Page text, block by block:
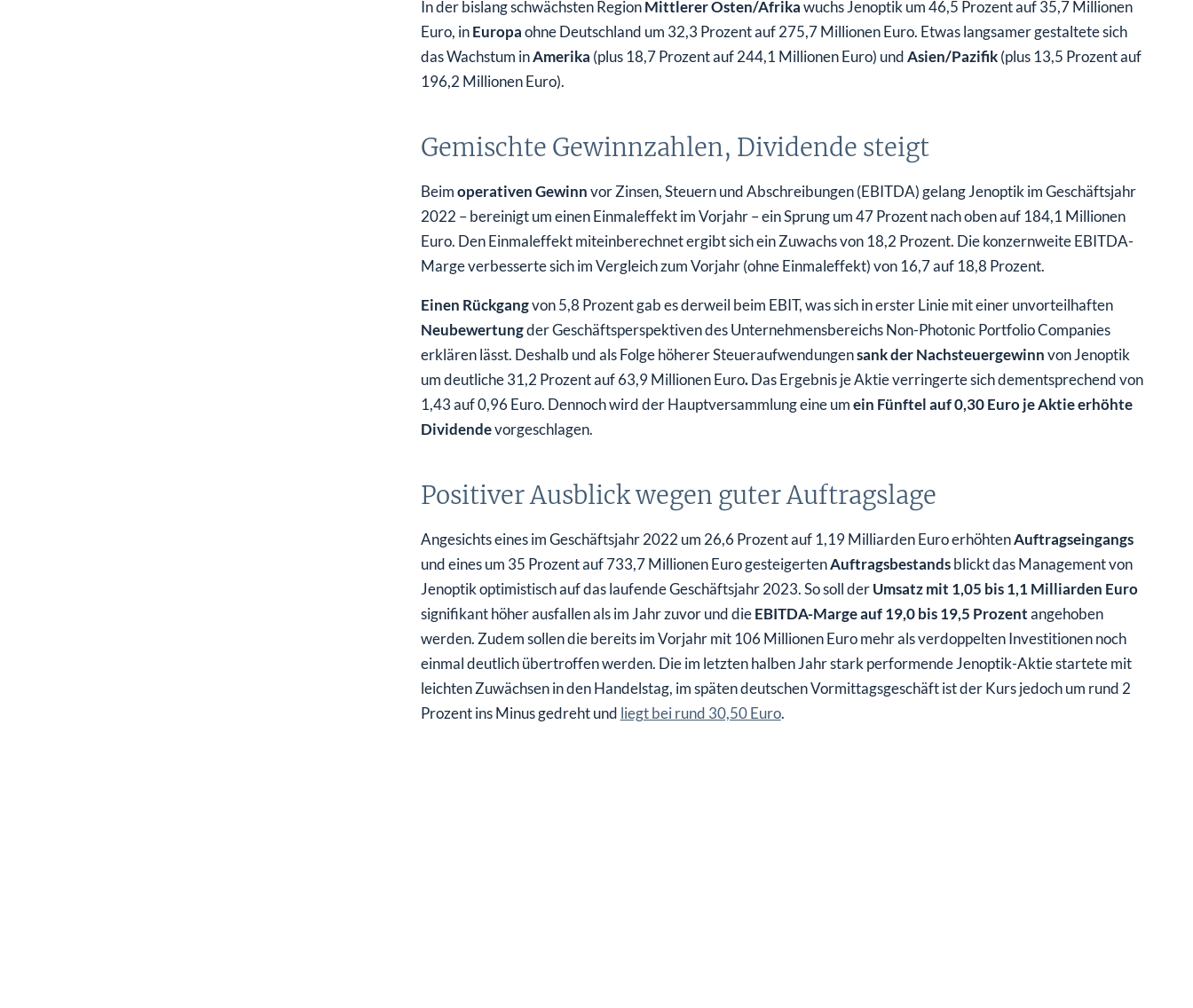
In der bislang schwächsten RegionMittlerer Osten/Afrikawuchs Jenoptik um 46,5 Prozent auf 35,7 Millionen
Euro, inEuropaohne Deutschland um 32,3 Prozent auf 275,7 Millionen Euro. Etwas langsamer gestaltete sich
das Wachstum inAmerika (plus 18,7 Prozent auf 244,1 Millionen Euro) undAsien/Pazifik(plus 13,5 Prozent auf
196,2 Millionen Euro).
Gemischte Gewinnzahlen, Dividende steigt
Beimoperativen Gewinnvor Zinsen, Steuern und Abschreibungen (EBITDA) gelang Jenoptik im Geschäftsjahr
2022 – bereinigt um einen Einmaleffekt im Vorjahr – ein Sprung um 47 Prozent nach oben auf 184,1 Millionen
Euro. Den Einmaleffekt miteinberechnet ergibt sich ein Zuwachs von 18,2 Prozent. Die konzernweite EBITDA-
Marge verbesserte sich im Vergleich zum Vorjahr (ohne Einmaleffekt) von 16,7 auf 18,8 Prozent.
Einen Rückgangvon 5,8 Prozent gab es derweil beim EBIT, was sich in erster Linie mit einer unvorteilhaften
Neubewertungder Geschäftsperspektiven des Unternehmensbereichs Non-Photonic Portfolio Companies
erklären lässt. Deshalb und als Folge höherer Steueraufwendungensank der Nachsteuergewinnvon Jenoptik
um deutliche 31,2 Prozent auf 63,9 Millionen Euro.Das Ergebnis je Aktie verringerte sich dementsprechend von
1,43 auf 0,96 Euro. Dennoch wird der Hauptversammlung eine umein Fünftel auf 0,30 Euro je Aktie erhöhte
Dividendevorgeschlagen.
Positiver Ausblick wegen guter Auftragslage
Angesichts eines im Geschäftsjahr 2022 um 26,6 Prozent auf 1,19 Milliarden Euro erhöhtenAuftragseingangs
und eines um 35 Prozent auf 733,7 Millionen Euro gesteigertenAuftragsbestandsblickt das Management von
Jenoptik optimistisch auf das laufende Geschäftsjahr 2023. So soll derUmsatz mit 1,05 bis 1,1 Milliarden Euro
signifikant höher ausfallen als im Jahr zuvor und dieEBITDA-Marge auf 19,0 bis 19,5 Prozentangehoben
werden. Zudem sollen die bereits im Vorjahr mit 106 Millionen Euro mehr als verdoppelten Investitionen noch
einmal deutlich übertroffen werden. Die im letzten halben Jahr stark performende Jenoptik-Aktie startete mit
leichten Zuwächsen in den Handelstag, im späten deutschen Vormittagsgeschäft ist der Kurs jedoch um rund 2
Prozent ins Minus gedreht und liegt bei rund 30,50 Euro.